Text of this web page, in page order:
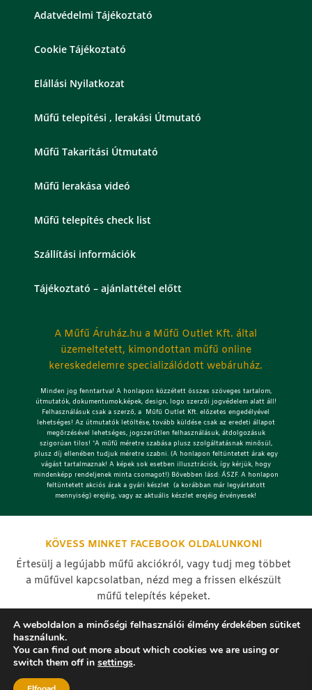
Adatvédelmi Tájékoztató
Cookie Tájékoztató
Elállási Nyilatkozat
Műfű telepítési , lerakási Útmutató
Műfű Takarítási Útmutató
Műfű lerakása videó
Műfű telepítés check list
Szállítási információk
Tájékoztató – ajánlattétel előtt
A Műfű Áruház.hu a Műfű Outlet Kft. által
üzemeltetett, kimondottan műfű online
kereskedelemre specializálódott webáruház.
Minden jog fenntartva! A honlapon közzétett összes szöveges tartalom,
útmutatók, dokumentumok,képek, design, logo szerzői jogvédelem alatt áll!
Felhasználásuk csak a szerző, a Műfű Outlet Kft. előzetes engedélyével
lehetséges! Az útmutatók letöltése, tovább küldése csak az eredeti állapot
megőrzésével lehetséges, jogszerűtlen felhasználásuk, átdolgozásuk
szigorúan tilos! *A műfű méretre szabása plusz szolgáltatásnak minősül,
plusz díj ellenében tudjuk méretre szabni. (A honlapon feltüntetett árak egy
vágást tartalmaznak! A képek sok esetben illusztrációk, így kérjük, hogy
mindenképp rendeljenek minta csomagot!) Bővebben lásd: ÁSZF. A honlapon
feltüntetett akciós árak a gyári készlet (a korábban már legyártatott
mennyiség) erejéig, vagy az aktuális készlet erejéig érvényesek!
KÖVESS MINKET FACEBOOK OLDALUNKON!
Értesülj a legújabb műfű akciókról, vagy tudj meg többet
a műfűvel kapcsolatban, nézd meg a frissen elkészült
műfű telepítés képeket.
A weboldalon a minőségi felhasználói élmény érdekében sütiket
használunk.
You can find out more about which cookies we are using or
switch them off in settings.